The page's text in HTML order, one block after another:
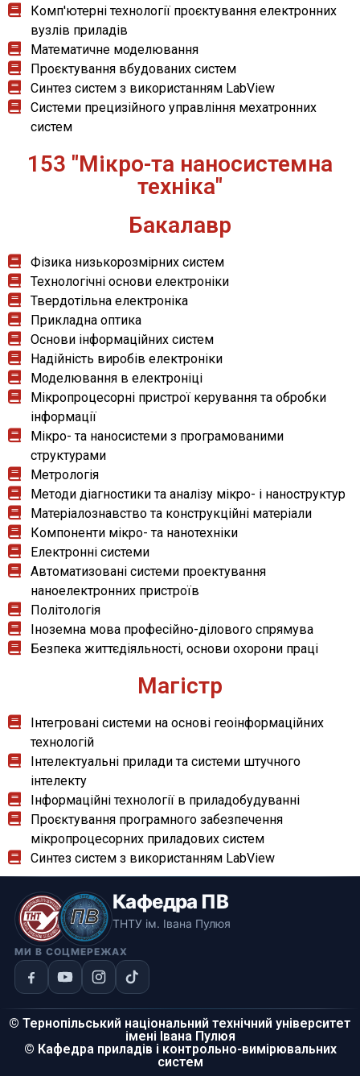
Комп'ютерні технології проєктування електронних
вузлів приладів
Математичне моделювання
Проєктування вбудованих систем
Синтез систем з використанням LabView
Системи прецизійного управління мехатронних
систем
153 "Мікро-та наносистемна
техніка"
Бакалавр
Фізика низькорозмірних систем
Технологічні основи електроніки
Твердотільна електроніка
Прикладна оптика
Основи інформаційних систем
Надійність виробів електроніки
Моделювання в електроніці
Мікропроцесорні пристрої керування та обробки
інформації
Мікро- та наносистеми з програмованими
структурами
Метрологія
Методи діагностики та аналізу мікро- і наноструктур
Матеріалознавство та конструкційні матеріали
Компоненти мікро- та нанотехніки
Електронні системи
Автоматизовані системи проектування
наноелектронних пристроїв
Політологія
Іноземна мова професійно-ділового спрямува
Безпека життєдіяльності, основи охорони праці
Магістр
Інтегровані системи на основі геоінформаційних
технологій
Інтелектуальні прилади та системи штучного
інтелекту
Інформаційні технології в приладобудуванні
Проєктування програмного забезпечення
мікропроцесорних приладових систем
Синтез систем з використанням LabView
Кафедра ПВ
ТНТУ ім. Івана Пулюя
МИ В СОЦМЕРЕЖАХ
© Тернопільський національний технічний університет
імені Івана Пулюя
© Кафедра приладів і контрольно-вимірювальних
систем